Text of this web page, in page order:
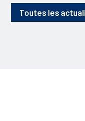
Toutes les